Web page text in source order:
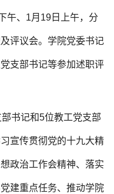
午、1月19日上午，分
评议会。学院党委书记
支部书记等参加述职评
书记和5位教工党支部
宣传贯彻党的十九大精
政治工作会精神、落实
建重点任务、推动学院